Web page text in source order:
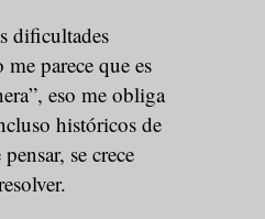
dificultades
parece que es
eso me obliga
históricos de
se crece